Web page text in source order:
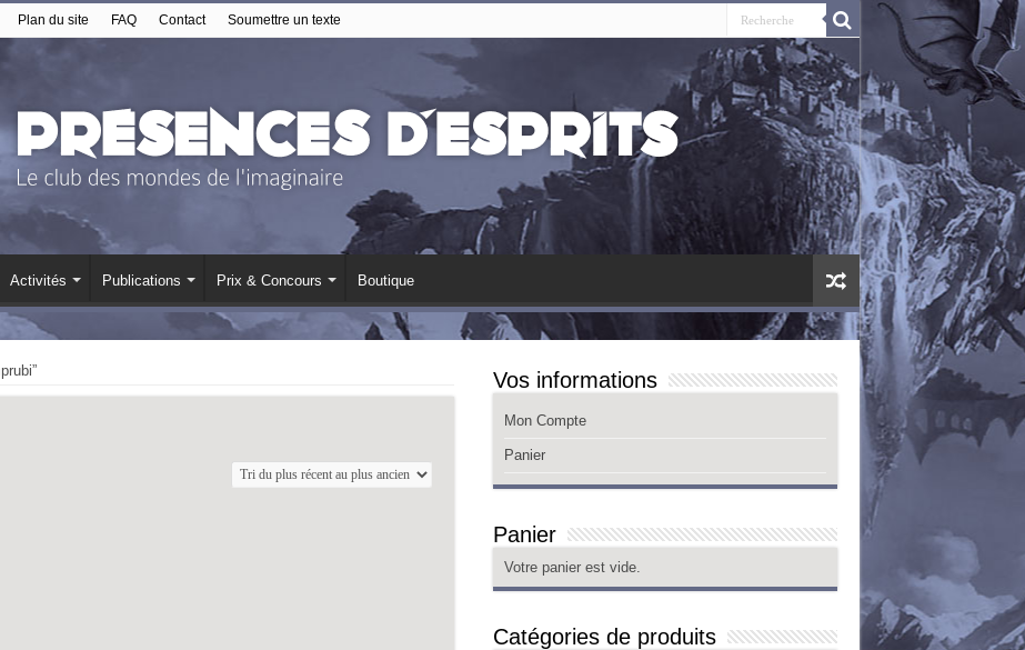
Plan du site FAQ Contact Soumettre un texte
Activités Publications Prix & Concours Boutique
Vos informations
Mon Compte
Panier
Panier
Votre panier est vide.
Catégories de produits